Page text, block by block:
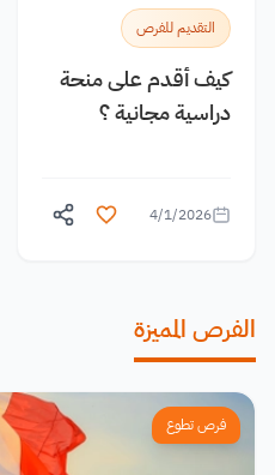
التقديم للفرص
كيف أقدم على منحة
دراسية مجانية ؟
4/1/2026
الفرص المميزة
فرص تطوع